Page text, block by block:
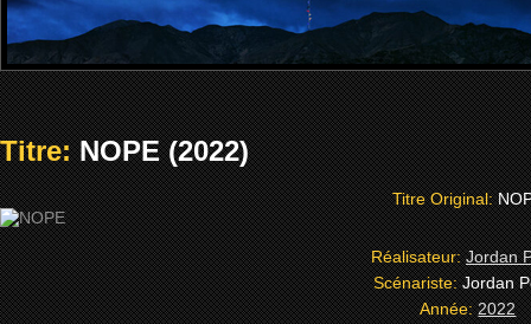
Titre:NOPE (2022)
Titre Original:
Réalisateur:Jordan
Scénariste:Jordan
Année:2022